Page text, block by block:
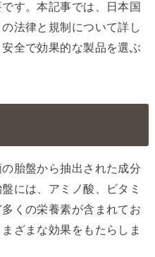
す。本記事では、日本国
法律と規制について詳し
全で効果的な製品を選ぶ
胎盤から抽出された成分
には、アミノ酸、ビタミ
くの栄養素が含まれてお
ざまな効果をもたらしま